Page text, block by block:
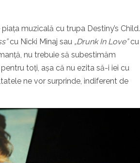
muzicală cu trupa Destiny’s Child.
cu Nicki Minaj sau „Drunk In Love”cu
nu trebuie să subestimăm
toți, așa că nu ezita să-i iei cu
ne vor surprinde, indiferent de